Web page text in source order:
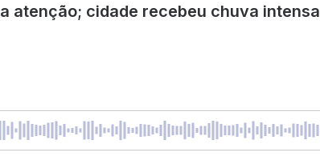
atenção; cidade recebeu chuva intensa